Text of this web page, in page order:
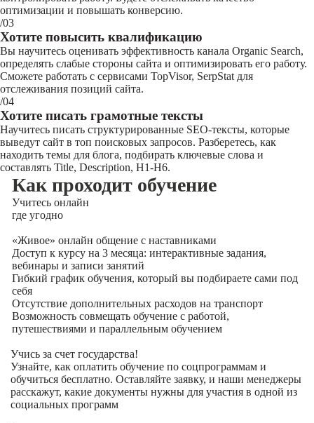
оптимизации и повышать конверсию.
/03
Хотите повысить квалификацию
Вы научитесь оценивать эффективность канала Organic Search,
определять слабые стороны сайта и оптимизировать его работу.
Сможете работать с сервисами TopVisor, SerpStat для
отслеживания позиций сайта.
/04
Хотите писать грамотные тексты
Научитесь писать структурированные SEO-тексты, которые
выведут сайт в топ поисковых запросов. Разберетесь, как
находить темы для блога, подбирать ключевые слова и
составлять Title, Description, H1-H6.
Как проходит обучение
Учитесь онлайн
где угодно
«Живое» онлайн общение с наставниками
Доступ к курсу на 3 месяца: интерактивные задания,
вебинары и записи занятий
Гибкий график обучения, который вы подбираете сами под
себя
Отсутствие дополнительных расходов на транспорт
Возможность совмещать обучение с работой,
путешествиями и параллельным обучением
Учись за счет государства!
Узнайте, как оплатить обучение по соцпрограммам и
обучиться бесплатно. Оставляйте заявку, и наши менеджеры
расскажут, какие документы нужны для участия в одной из
социальных программ